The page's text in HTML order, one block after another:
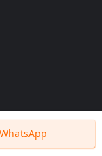
WhatsApp